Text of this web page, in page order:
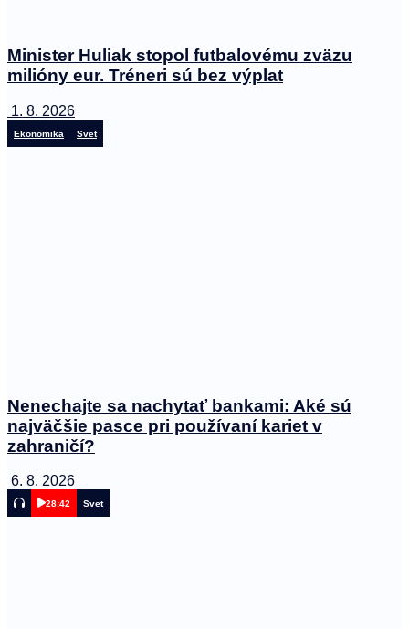
Minister Huliak stopol futbalovému zväzu
milióny eur. Tréneri sú bez výplat
1. 8. 2026
Ekonomika Svet
Nenechajte sa nachytať bankami: Aké sú
najväčšie pasce pri používaní kariet v
zahraničí?
6. 8. 2026
28:42 Svet